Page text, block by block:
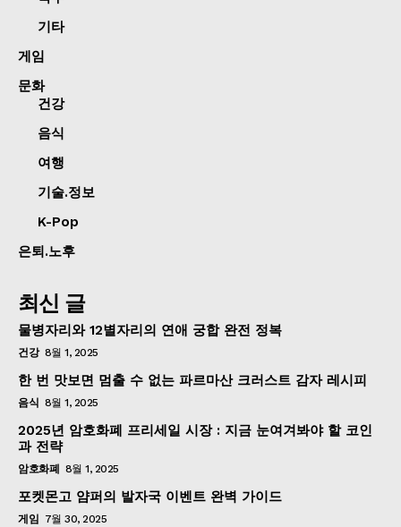
기타
게임
문화
건강
음식
여행
기술.정보
K-Pop
은퇴.노후
최신 글
물병자리와 12별자리의 연애 궁합 완전 정복
건강 8월 1, 2025
한 번 맛보면 멈출 수 없는 파르마산 크러스트 감자 레시피
음식 8월 1, 2025
2025년 암호화폐 프리세일 시장 : 지금 눈여겨봐야 할 코인
과 전략
암호화폐 8월 1, 2025
포켓몬고 얌퍼의 발자국 이벤트 완벽 가이드
게임 7월 30, 2025